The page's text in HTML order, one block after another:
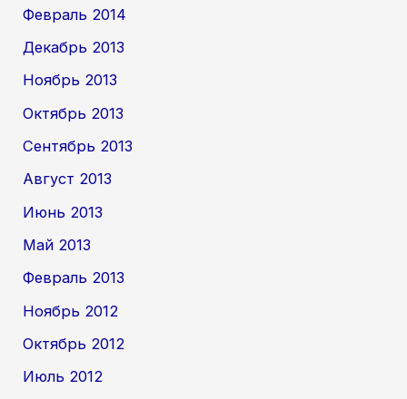
Февраль 2014
Декабрь 2013
Ноябрь 2013
Октябрь 2013
Сентябрь 2013
Август 2013
Июнь 2013
Май 2013
Февраль 2013
Ноябрь 2012
Октябрь 2012
Июль 2012